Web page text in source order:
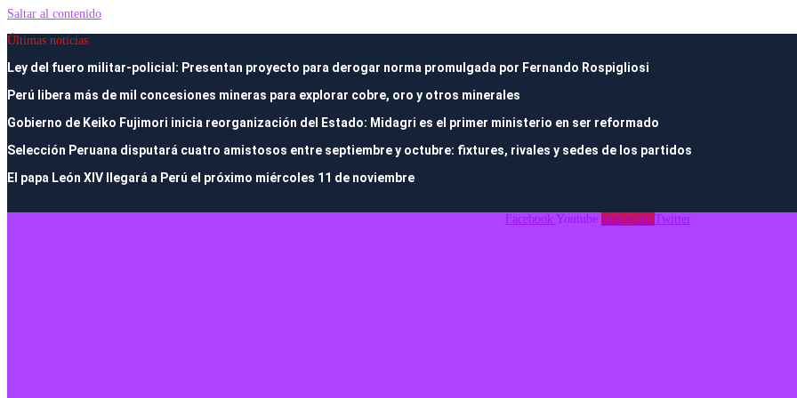
Saltar al contenido
Últimas noticias
Ley del fuero militar-policial: Presentan proyecto para derogar norma promulgada por Fernando Rospigliosi
Perú libera más de mil concesiones mineras para explorar cobre, oro y otros minerales
Gobierno de Keiko Fujimori inicia reorganización del Estado: Midagri es el primer ministerio en ser reformado
Selección Peruana disputará cuatro amistosos entre septiembre y octubre: fixtures, rivales y sedes de los partidos
El papa León XIV llegará a Perú el próximo miércoles 11 de noviembre
Facebook Youtube Instagram Twitter